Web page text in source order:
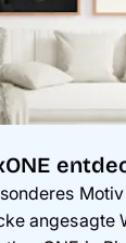
angesagte